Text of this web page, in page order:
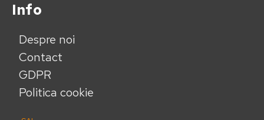
Info
Despre noi
Contact
GDPR
Politica cookie